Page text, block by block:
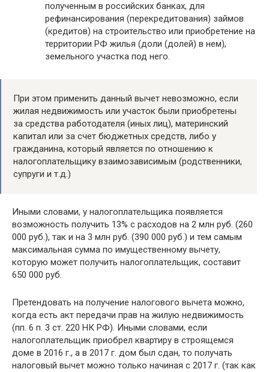
полученным в российских банках, для
рефинансирования (перекредитования) займов
(кредитов) на строительство или приобретение на
территории РФ жилья (доли (долей) в нем),
земельного участка под него.
При этом применить данный вычет невозможно, если
жилая недвижимость или участок были приобретены
за средства работодателя (иных лиц), материнский
капитал или за счет бюджетных средств, либо у
гражданина, который является по отношению к
налогоплательщику взаимозависимым (родственники,
супруги и т.д.)
Иными словами, у налогоплательщика появляется
возможность получить 13% с расходов на 2 млн руб. (260
000 руб.), так и на 3 млн руб. (390 000 руб.) и тем самым
максимальная сумма по имущественному вычету,
которую может получить налогоплательщик, составит
650 000 руб.
Претендовать на получение налогового вычета можно,
когда есть акт передачи прав на жилую недвижимость
(пп. 6 п. 3 ст. 220 НК РФ). Иными словами, если
налогоплательщик приобрел квартиру в строящемся
доме в 2016 г., а в 2017 г. дом был сдан, то получать
налоговый вычет можно только начиная с 2017 г. (так как